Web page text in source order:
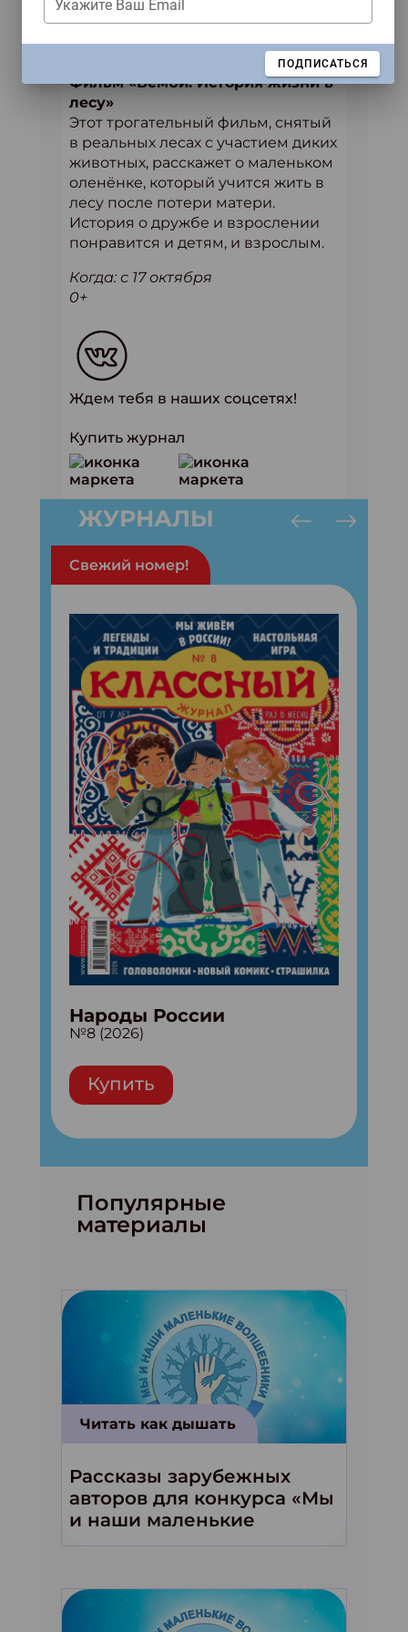
Фильм «Бемби. История жизни в
лесу»
Этот трогательный фильм, снятый
в реальных лесах с участием диких
животных, расскажет о маленьком
оленёнке, который учится жить в
лесу после потери матери.
История о дружбе и взрослении
понравится и детям, и взрослым.
Когда: с 17 октября
0+
Ждем тебя в наших соцсетях!
Купить журнал
ЖУРНАЛЫ
Свежий номер!
Народы России
№8 (2026)
Купить
Популярные
материалы
Читать как дышать
Рассказы зарубежных
авторов для конкурса «Мы
и наши маленькие
волшебники!»
Укажите Ваш Email
ПОДПИСАТЬСЯ